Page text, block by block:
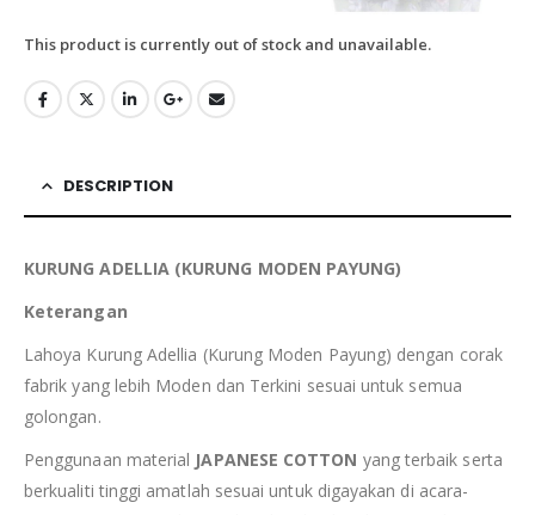
This product is currently out of stock and unavailable.
DESCRIPTION
KURUNG ADELLIA (KURUNG MODEN PAYUNG)
Keterangan
Lahoya Kurung Adellia (Kurung Moden Payung) dengan corak
fabrik yang lebih Moden dan Terkini sesuai untuk semua
golongan.
Penggunaan material JAPANESE COTTON yang terbaik serta
berkualiti tinggi amatlah sesuai untuk digayakan di acara-